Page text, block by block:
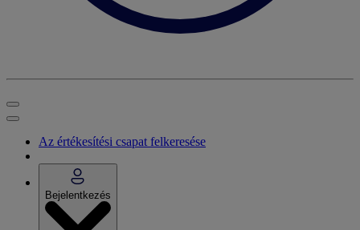
Az értékesítési csapat felkeresése
Bejelentkezés